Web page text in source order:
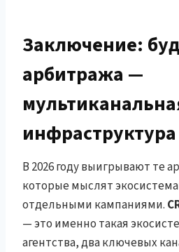
Заключение:
арбитража —
инфраструктура
В 2026 году выигрывают те
которые мыслят
отдельными кампаниями.
— это именно такая
агентства, два ключевых